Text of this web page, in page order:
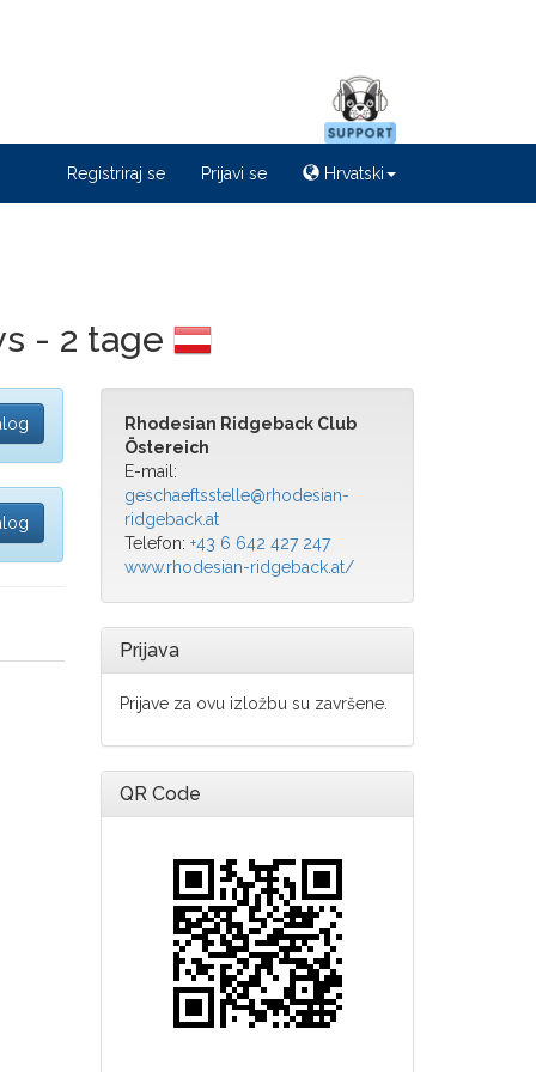
Registriraj se Prijavi se Hrvatski
- 2 tage
Rhodesian Ridgeback Club
Östereich
E-mail:
geschaeftsstelle@rhodesian-
ridgeback.at
Telefon: +43 6 642 427 247
www.rhodesian-ridgeback.at/
Prijava
Prijave za ovu izložbu su završene.
QR Code